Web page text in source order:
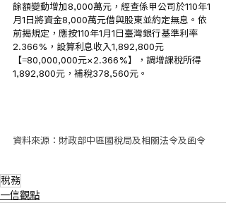
餘額變動增加8,000萬元，經查係甲公司於110年1
月1日將資金8,000萬元借與股東並約定無息。依
前揭規定，應按110年1月1日臺灣銀行基準利率
2.366%，設算利息收入1,892,800元
【=80,000,000元×2.366%】，調增課稅所得
1,892,800元，補稅378,560元。
資料來源：財政部中區國稅局及相關法令及函令
稅務
一信觀點